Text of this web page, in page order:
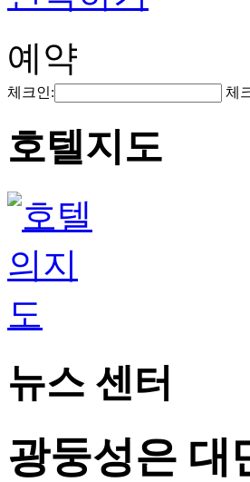
예약
체크인: 체
호텔지도
뉴스 센터
광둥성은 대